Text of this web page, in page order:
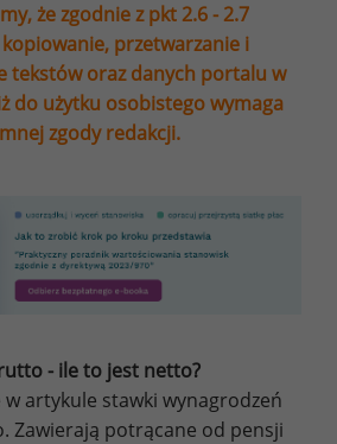
że zgodnie z pkt 2.6 - 2.7
przetwarzanie i
tekstów oraz danych portalu w
do użytku osobistego wymaga
zgody redakcji.
- ile to jest netto?
artykule stawki wynagrodzeń
Zawierają potrącane od pensji